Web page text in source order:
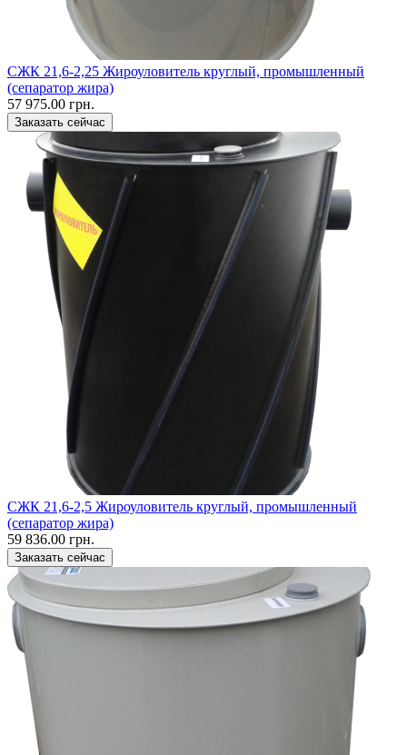
CЖК 21,6-2,25 Жироуловитель круглый, промышленный
(сепаратор жира)
57 975.00 грн.
Заказать сейчас
CЖК 21,6-2,5 Жироуловитель круглый, промышленный
(сепаратор жира)
59 836.00 грн.
Заказать сейчас